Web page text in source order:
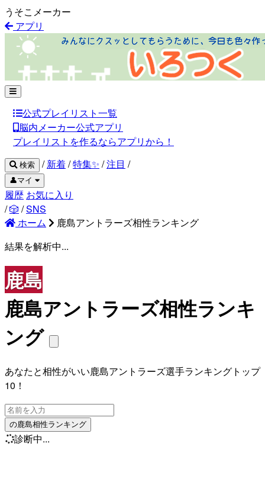
うそこメーカー
アプリ
公式プレイリスト一覧
脳内メーカー公式アプリ
プレイリストを作るならアプリから！
検索 / 新着/特集✨ /注目 /
👤マイ
履歴 お気に入り
/🎲 /SNS
ホーム
鹿島アントラーズ相性ランキング
結果を解析中...
鹿島
鹿島アントラーズ相性ランキ
ング
あなたと相性がいい鹿島アントラーズ選手ランキングトップ
10！
の鹿島相性ランキング
診断中...